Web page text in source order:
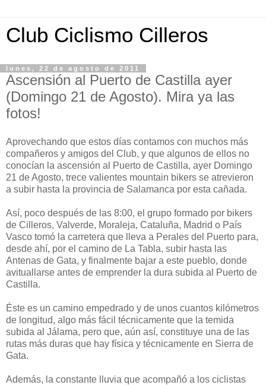
Club Ciclismo Cilleros
lunes, 22 de agosto de 2011
Ascensión al Puerto de Castilla ayer
(Domingo 21 de Agosto). Mira ya las
fotos!
Aprovechando que estos días contamos con muchos más
compañeros y amigos del Club, y que algunos de ellos no
conocían la ascensión al Puerto de Castilla, ayer Domingo
21 de Agosto, trece valientes mountain bikers se atrevieron
a subir hasta la provincia de Salamanca por esta cañada.
Así, poco después de las 8:00, el grupo formado por bikers
de Cilleros, Valverde, Moraleja, Cataluña, Madrid o País
Vasco tomó la carretera que lleva a Perales del Puerto para,
desde ahí, por el camino de La Tabla, subir hasta las
Antenas de Gata, y finalmente bajar a este pueblo, donde
avituallarse antes de emprender la dura subida al Puerto de
Castilla.
Éste es un camino empedrado y de unos cuantos kilómetros
de longitud, algo más fácil técnicamente que la temida
subida al Jálama, pero que, aún así, constituye una de las
rutas más duras que hay física y técnicamente en Sierra de
Gata.
Además, la constante lluvia que acompañó a los ciclistas